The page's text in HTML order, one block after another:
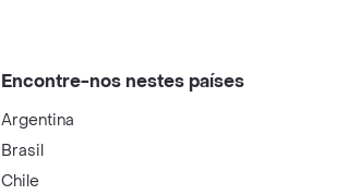
Encontre-nos nestes países
Argentina
Brasil
Chile